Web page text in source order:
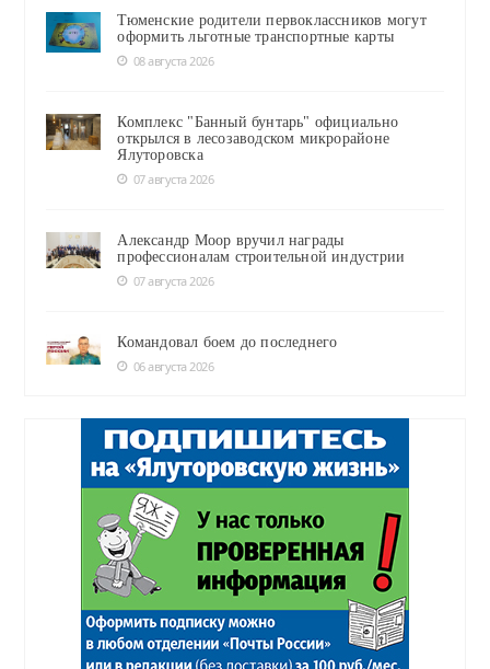
Тюменские родители первоклассников могут
оформить льготные транспортные карты
08 августа 2026
Комплекс "Банный бунтарь" официально
открылся в лесозаводском микрорайоне
Ялуторовска
07 августа 2026
Александр Моор вручил награды
профессионалам строительной индустрии
07 августа 2026
Командовал боем до последнего
06 августа 2026